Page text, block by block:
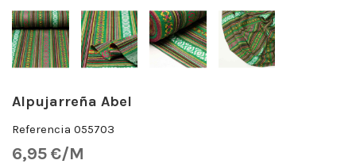
Alpujarreña Abel
Referencia 055703
6,95 €/M